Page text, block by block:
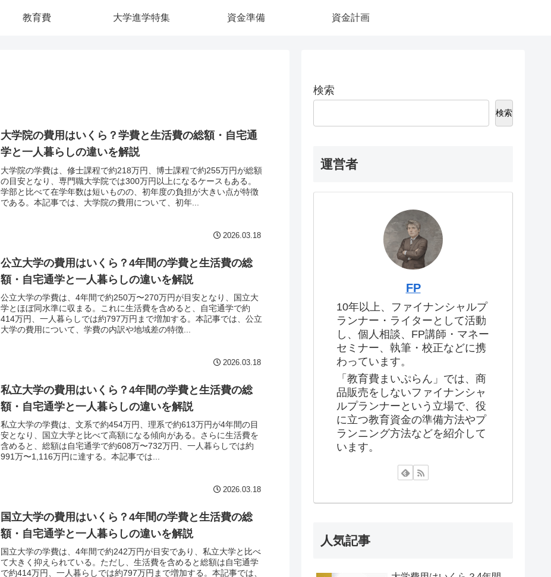
教育費 大学進学特集 資金準備 資金計画
大学院の費用はいくら？学費と生活費の総額・自宅通
学と一人暮らしの違いを解説
大学院の学費は、修士課程で約218万円、博士課程で約255万円が総額
の目安となり、専門職大学院では300万円以上になるケースもある。
学部と比べて在学年数は短いものの、初年度の負担が大きい点が特徴
である。本記事では、大学院の費用について、初年...
2026.03.18
公立大学の費用はいくら？4年間の学費と生活費の総
額・自宅通学と一人暮らしの違いを解説
公立大学の学費は、4年間で約250万〜270万円が目安となり、国立大
学とほぼ同水準に収まる。これに生活費を含めると、自宅通学で約
414万円、一人暮らしでは約797万円まで増加する。本記事では、公立
大学の費用について、学費の内訳や地域差の特徴...
2026.03.18
私立大学の費用はいくら？4年間の学費と生活費の総
額・自宅通学と一人暮らしの違いを解説
私立大学の学費は、文系で約454万円、理系で約613万円が4年間の目
安となり、国立大学と比べて高額になる傾向がある。さらに生活費を
含めると、総額は自宅通学で約608万〜732万円、一人暮らしでは約
991万〜1,116万円に達する。本記事では...
2026.03.18
国立大学の費用はいくら？4年間の学費と生活費の総
額・自宅通学と一人暮らしの違いを解説
国立大学の学費は、4年間で約242万円が目安であり、私立大学と比べ
て大きく抑えられている。ただし、生活費を含めると総額は自宅通学
で約414万円、一人暮らしでは約797万円まで増加する。本記事では、
検索
検索
運営者
FP
10年以上、ファイナンシャルプ
ランナー・ライターとして活動
し、個人相談、FP講師・マネー
セミナー、執筆・校正などに携
わっています。
「教育費まいぷらん」では、商
品販売をしないファイナンシャ
ルプランナーという立場で、役
に立つ教育資金の準備方法やプ
ランニング方法などを紹介して
います。
人気記事